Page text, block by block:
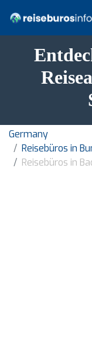
Germany
Reisebüros in
Reisebüros in